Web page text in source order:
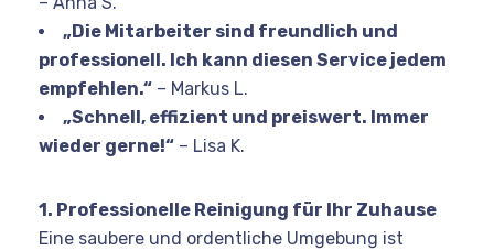
„Die Mitarbeiter sind freundlich und
professionell. Ich kann diesen Service jedem
empfehlen.“ – Markus L.
„Schnell, effizient und preiswert. Immer
wieder gerne!“ – Lisa K.
1. Professionelle Reinigung für Ihr Zuhause
Eine saubere und ordentliche Umgebung ist